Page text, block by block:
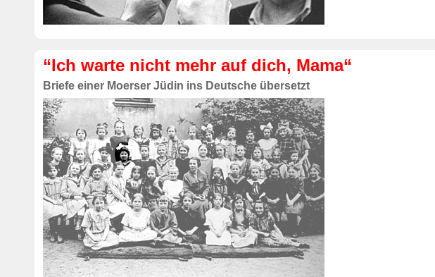
“Ich warte nicht mehr auf dich, Mama“
Briefe einer Moerser Jüdin ins Deutsche übersetzt